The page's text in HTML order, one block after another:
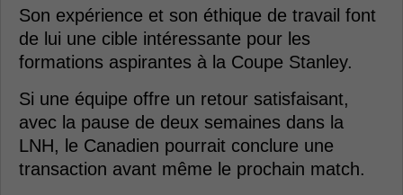
Son expérience et son éthique de travail font
de lui une cible intéressante pour les
formations aspirantes à la Coupe Stanley.
Si une équipe offre un retour satisfaisant,
avec la pause de deux semaines dans la
LNH, le Canadien pourrait conclure une
transaction avant même le prochain match.